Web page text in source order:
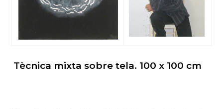
Tècnica mixta sobre tela. 100 x 100 cm